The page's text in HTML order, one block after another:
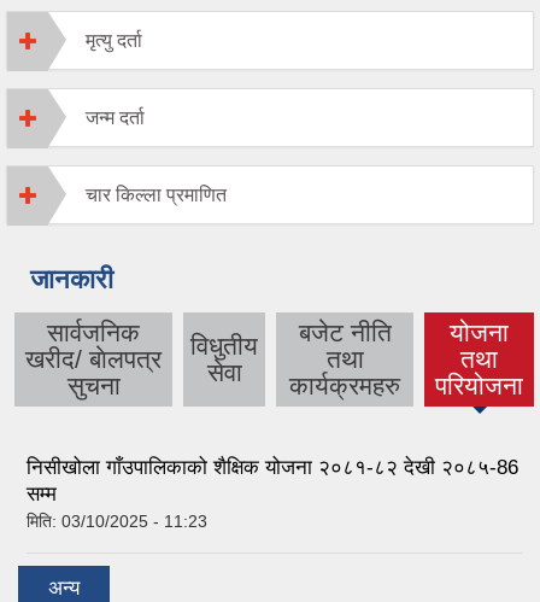
मृत्यु दर्ता
जन्म दर्ता
चार किल्ला प्रमाणित
जानकारी
सार्वजनिक
खरीद/ बाेलपत्र
सुचना
विधुतीय
सेवा
बजेट नीति
तथा
कार्यक्रमहरु
योजना
तथा
परियोजना
(active
tab)
निसीखोला गाँउपालिकाको शैक्षिक योजना २०८१-८२ देखी २०८५-86
सम्म
मिति: 03/10/2025 - 11:23
अन्य